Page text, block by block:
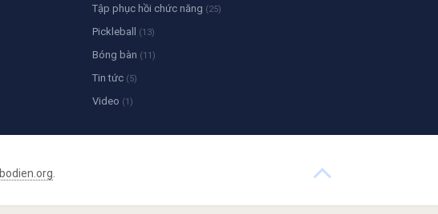
Tập phục hồi chức năng (25)
Pickleball (13)
Bóng bàn (11)
Tin tức (5)
Video (1)